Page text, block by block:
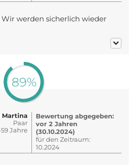
Wir werden sicherlich wieder
89%
Martina
Paar
Jahre
Bewertung abgegeben:
vor 2 Jahren
(30.10.2024)
für den Zeitraum:
10.2024